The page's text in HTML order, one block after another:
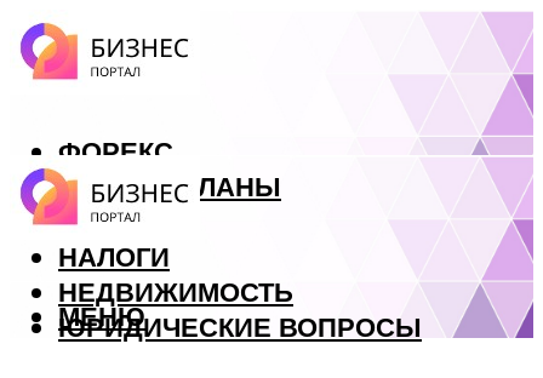
ФОРЕКС
БИЗНЕС ПЛАНЫ
КРЕДИТЫ
НАЛОГИ
НЕДВИЖИМОСТЬ
ЮРИДИЧЕСКИЕ ВОПРОСЫ
МЕНЮ